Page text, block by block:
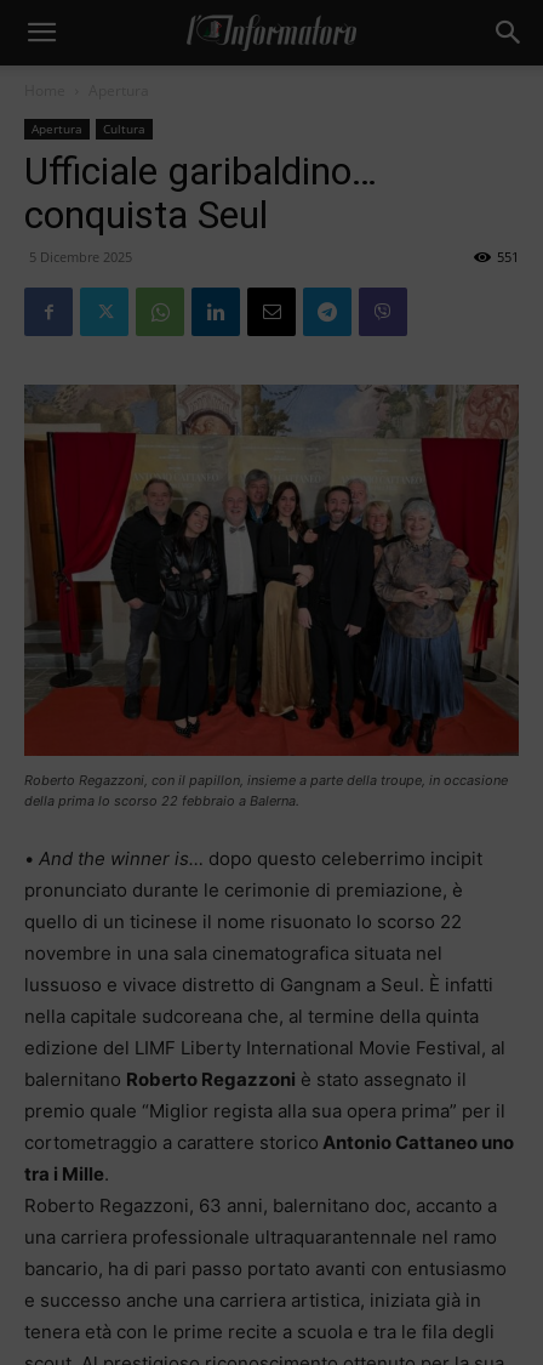
Apertura Cultura
Ufficiale garibaldino…
conquista Seul
5 Dicembre 2025 551
Roberto Regazzoni, con il papillon, insieme a parte della troupe, in occasione
della prima lo scorso 22 febbraio a Balerna.
• And the winner is… dopo questo celeberrimo incipit
pronunciato durante le cerimonie di premiazione, è
quello di un ticinese il nome risuonato lo scorso 22
novembre in una sala cinematografica situata nel
lussuoso e vivace distretto di Gangnam a Seul. È infatti
nella capitale sudcoreana che, al termine della quinta
edizione del LIMF Liberty International Movie Festival, al
balernitano Roberto Regazzoni è stato assegnato il
premio quale “Miglior regista alla sua opera prima” per il
cortometraggio a carattere storico Antonio Cattaneo uno
tra i Mille.
Roberto Regazzoni, 63 anni, balernitano doc, accanto a
una carriera professionale ultraquarantennale nel ramo
bancario, ha di pari passo portato avanti con entusiasmo
e successo anche una carriera artistica, iniziata già in
tenera età con le prime recite a scuola e tra le fila degli